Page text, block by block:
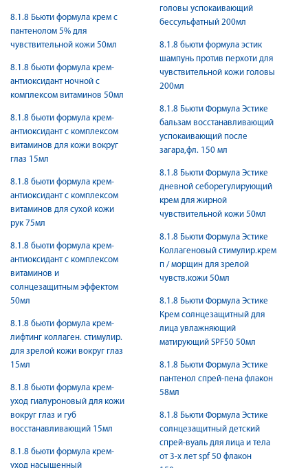
8.1.8 Бьюти формула крем с
пантенолом 5% для
чувствительной кожи 50мл
8.1.8 бьюти формула крем-
антиоксидант ночной с
комплексом витаминов 50мл
8.1.8 бьюти формула крем-
антиоксидант с комплексом
витаминов для кожи вокруг
глаз 15мл
8.1.8 бьюти формула крем-
антиоксидант с комплексом
витаминов для сухой кожи
рук 75мл
8.1.8 бьюти формула крем-
антиоксидант с комплексом
витаминов и
солнцезащитным эффектом
50мл
8.1.8 бьюти формула крем-
лифтинг коллаген. стимулир.
для зрелой кожи вокруг глаз
15мл
8.1.8 бьюти формула крем-
уход гиалуроновый для кожи
вокруг глаз и губ
восстанавливающий 15мл
8.1.8 бьюти формула крем-
уход насыщенный
головы успокаивающий
бессульфатный 200мл
8.1.8 бьюти формула эстик
шампунь против перхоти для
чувствительной кожи головы
200мл
8.1.8 Бьюти Формула Эстике
бальзам восстанавливающий
успокаивающий после
загара,фл. 150 мл
8.1.8 Бьюти Формула Эстике
дневной себорегулирующий
крем для жирной
чувствительной кожи 50мл
8.1.8 Бьюти Формула Эстике
Коллагеновый стимулир.крем
п / морщин для зрелой
чувств.кожи 50мл
8.1.8 Бьюти Формула Эстике
Крем солнцезащитный для
лица увлажняющий
матирующий SPF50 50мл
8.1.8 Бьюти Формула Эстике
пантенол спрей-пена флакон
58мл
8.1.8 Бьюти Формула Эстике
солнцезащитный детский
спрей-вуаль для лица и тела
от 3-х лет spf 50 флакон